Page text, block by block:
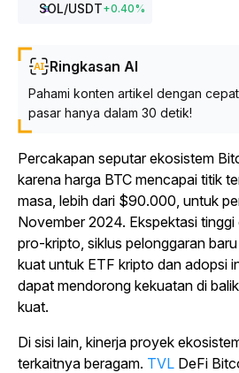
SOL/USDT+0.40%
Ringkasan AI
Pahami konten artikel dengan
pasar hanya dalam 30 detik!
Percakapan seputar ekosistem
karena harga BTC mencapai titik
masa, lebih dari $90.000, untuk
November 2024. Ekspektasi tinggi
pro-kripto, siklus pelonggaran
kuat untuk ETF kripto dan adopsi
dapat mendorong kekuatan di
kuat.
Di sisi lain, kinerja proyek
terkaitnya beragam. TVL DeFi